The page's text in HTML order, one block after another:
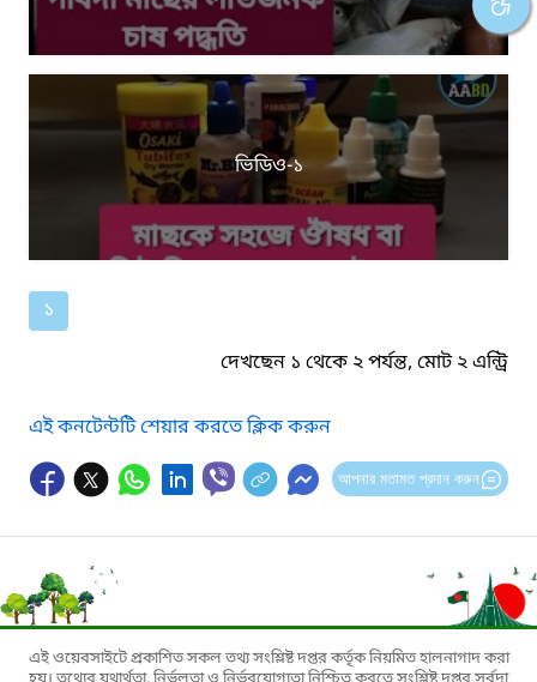
ভিডিও-১
১
দেখছেন ১ থেকে ২ পর্যন্ত, মোট ২ এন্ট্রি
এই কনটেন্টটি শেয়ার করতে ক্লিক করুন
আপনার মতামত প্রদান করুন
এই ওয়েবসাইটে প্রকাশিত সকল তথ্য সংশ্লিষ্ট দপ্তর কর্তৃক নিয়মিত হালনাগাদ করা